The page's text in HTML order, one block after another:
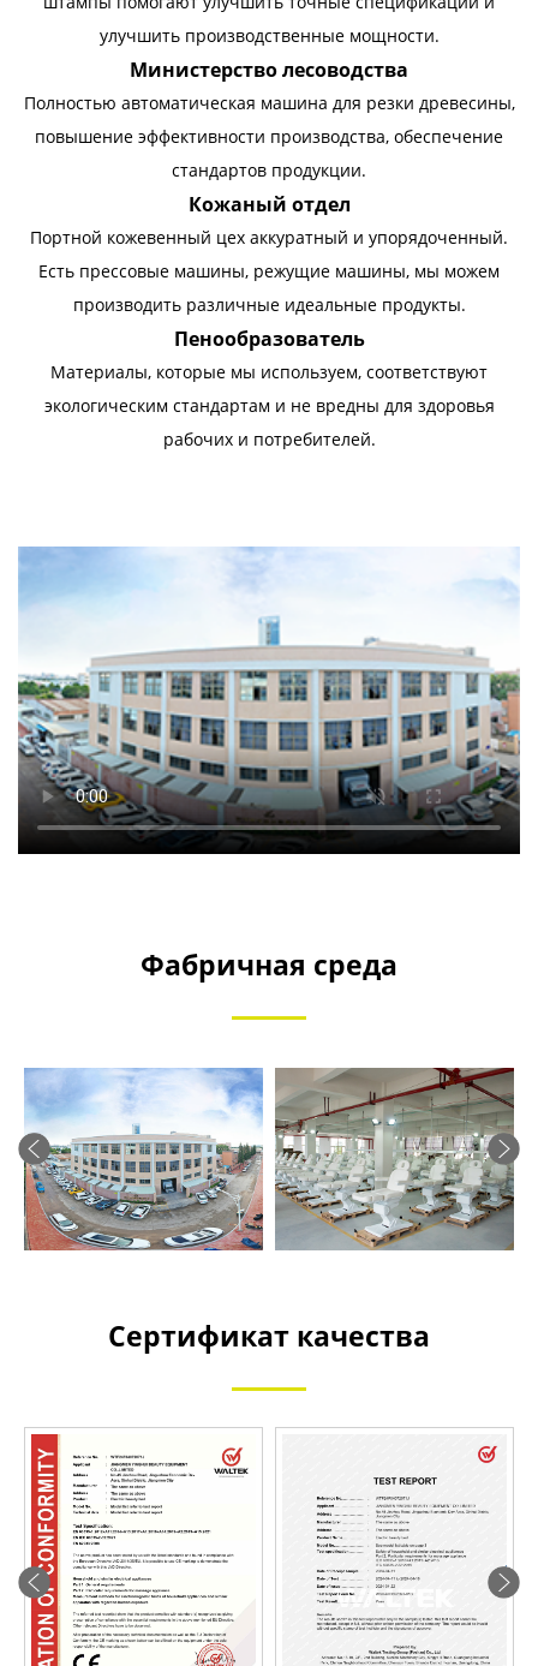
улучшить производственные мощности.
Министерство лесоводства
Полностью автоматическая машина для резки древесины,
повышение эффективности производства, обеспечение
стандартов продукции.
Кожаный отдел
Портной кожевенный цех аккуратный и упорядоченный.
Есть прессовые машины, режущие машины, мы можем
производить различные идеальные продукты.
Пенообразователь
Материалы, которые мы используем, соответствуют
экологическим стандартам и не вредны для здоровья
рабочих и потребителей.
Фабричная среда
Сертификат качества